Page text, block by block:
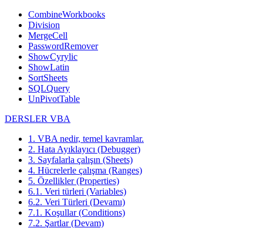
CombineWorkbooks
Division
MergeCell
PasswordRemover
ShowCyrylic
ShowLatin
SortSheets
SQLQuery
UnPivotTable
DERSLER VBA
1. VBA nedir, temel kavramlar.
2. Hata Ayıklayıcı (Debugger)
3. Sayfalarla çalışın (Sheets)
4. Hücrelerle çalışma (Ranges)
5. Özellikler (Properties)
6.1. Veri türleri (Variables)
6.2. Veri Türleri (Devamı)
7.1. Koşullar (Conditions)
7.2. Şartlar (Devam)